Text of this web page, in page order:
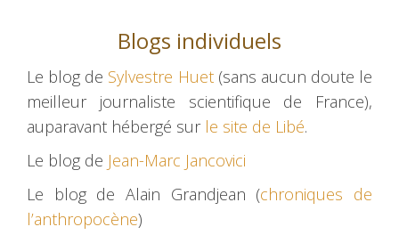
Blogs individuels
Le blog de Sylvestre Huet(sans aucun doute le
meilleur journaliste scientifique de France),
auparavant hébergé sur le site de Libé.
Le blog de Jean-Marc Jancovici
Le blog de Alain Grandjean (chroniques de
l’anthropocène)